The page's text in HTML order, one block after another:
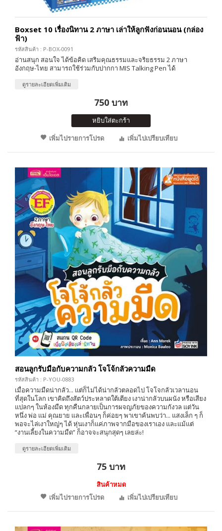
Boxset 10 เรื่องนิทาน 2 ภาษา เล่าให้ลูกฟังก่อนนอน (กล่อง
ฟ้า)
รหัสสินค้า : P-BOX-0091
อ่านสนุก สอนใจ ได้ข้อคิด เสริมคุณธรรมและจริยธรรม 2 ภาษา
อังกฤษ-ไทย สามารถใช้ร่วมกับปากกา MIS Talking Pen ได้
ดูรายละเอียดเพิ่มเติม
750 บาท
หยิบใส่ตะกร้า
เพิ่มไปรายการโปรด
เพิ่มไปเปรียบเทียบ
สอนลูกรับมือกับความกลัว โจโจ้กลัวความมืด
รหัสสินค้า : P-YOU-0883
เมื่อความมืดน่ากลัว... แต่ก็ไม่ได้น่ากลัวตลอดไป โจโจกลัวเวลานอน
ที่สุดในโลก เขาคิดถึงสัตว์ประหลาดใต้เตียง เงาน่ากลัวบนผนัง หรือเสียง
แปลกๆ ในห้องมืด ทุกคืนกลายเป็นการผจญภัยของความกังวล แต่วัน
หนึ่ง พ่อ แม่ คุณยาย และเพื่อนๆ ก็ค่อยๆ พาเขาค้นพบว่า... แสงเล็ก ๆ ก็
พอจะไล่เงาใหญ่ๆ ได้ หุ่นเงาก็แค่ภาพจากมือของเราเอง และแม้แต่
“งานเลี้ยงในความมืด” ก็อาจจะสนุกสุดๆ เลยล่ะ!
ดูรายละเอียดเพิ่มเติม
75 บาท
สินค้าหมด
เพิ่มไปรายการโปรด
เพิ่มไปเปรียบเทียบ